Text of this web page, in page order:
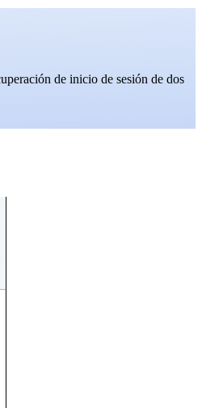
de inicio de sesión de dos